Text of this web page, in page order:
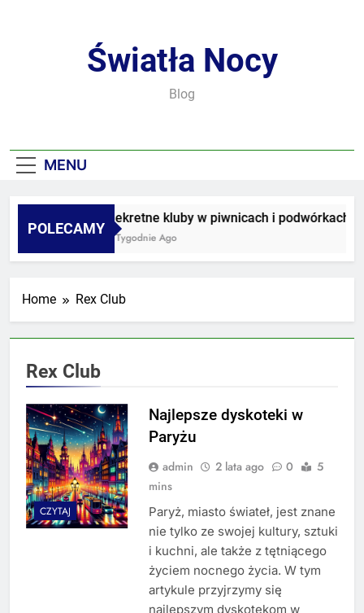
Światła Nocy
Blog
MENU
POLECAMY
Sekretne kluby w piwnicach i podwórkach
3 Tygodnie Ago
Home Rex Club
Rex Club
CZYTAJ
Najlepsze dyskoteki w
Paryżu
admin 2 lata ago 0
5
mins
Paryż, miasto świateł, jest znane
nie tylko ze swojej kultury, sztuki
i kuchni, ale także z tętniącego
życiem nocnego życia. W tym
artykule przyjrzymy się
najlepszym dyskotekom w